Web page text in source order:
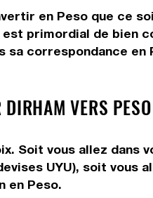
en Peso que ce
primordial de bien
correspondance en
DIRHAM VERS
Soit vous allez dans
UYU), soit vous
en Peso.